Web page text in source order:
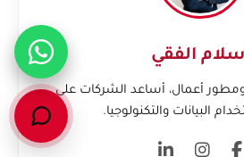
الفقي
أعمال، أساعد الشركات على
البيانات والتكنولوجيا.